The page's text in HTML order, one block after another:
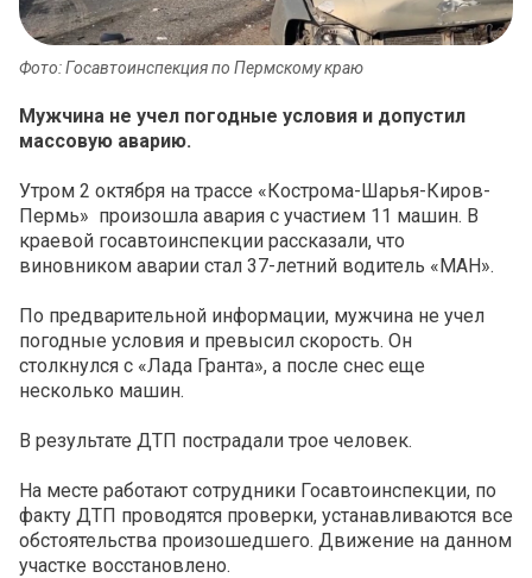
Фото: Госавтоинспекция по Пермскому краю
Мужчина не учел погодные условия и допустил
массовую аварию.
Утром 2 октября на трассе «Кострома-Шарья-Киров-
Пермь» произошла авария с участием 11 машин. В
краевой госавтоинспекции рассказали, что
виновником аварии стал 37-летний водитель «МАН».
По предварительной информации, мужчина не учел
погодные условия и превысил скорость. Он
столкнулся с «Лада Гранта», а после снес еще
несколько машин.
В результате ДТП пострадали трое человек.
На месте работают сотрудники Госавтоинспекции, по
факту ДТП проводятся проверки, устанавливаются все
обстоятельства произошедшего. Движение на данном
участке восстановлено.